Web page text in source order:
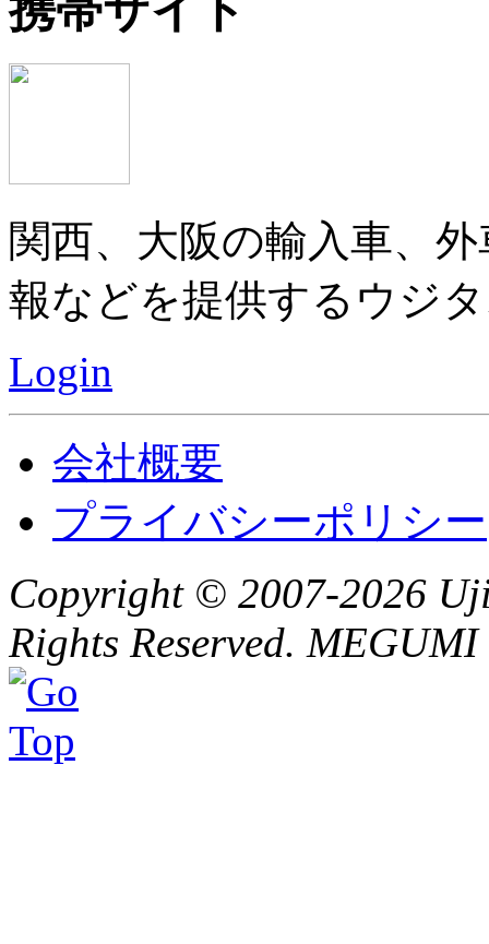
関西、大阪の輸入車、
報などを提供するウジ
Login
会社概要
プライバシーポリシー
Copyright © 2007-2026
Rights Reserved.